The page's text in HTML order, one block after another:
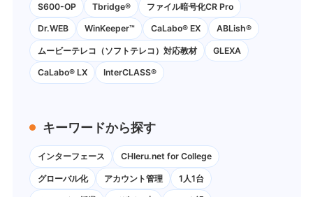
S600-OP Tbridge® ファイル暗号化CR Pro
Dr.WEB WinKeeper™ CaLabo® EX ABLish®
ムービーテレコ（ソフトテレコ）対応教材 GLEXA
CaLabo® LX InterCLASS®
キーワードから探す
インターフェース CHIeru.net for College
グローバル化 アカウント管理 1人1台